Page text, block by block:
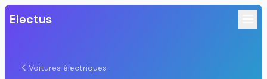
Electus
Voitures électriques